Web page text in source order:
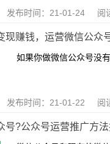
发布时间：21-01-24 阅
现赚钱，运营微信公众
如果你做微信公众号没
发布时间：21-01-22 阅
号?公众号运营推广方